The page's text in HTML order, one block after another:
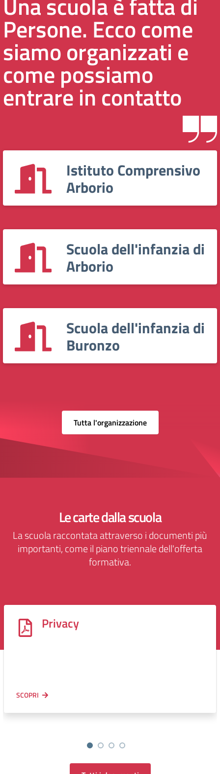
Persone. Ecco come
siamo organizzati e
come possiamo
entrare in contatto
Istituto Comprensivo
Arborio
Scuola dell'infanzia di
Arborio
Scuola dell'infanzia di
Buronzo
Tutta l'organizzazione
Le carte dalla scuola
La scuola raccontata attraverso i documenti più
importanti, come il piano triennale dell'offerta
formativa.
Privacy
SCOPRI